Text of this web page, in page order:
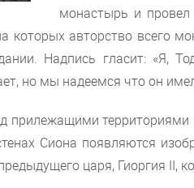
монастырь и
которых авторство всего
Надпись гласит: «Я,
но мы надеемся что он
прилежащими территориями
Сиона появляются
царя, Гиоргия II,